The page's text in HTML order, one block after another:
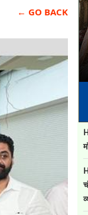
← GO BACK